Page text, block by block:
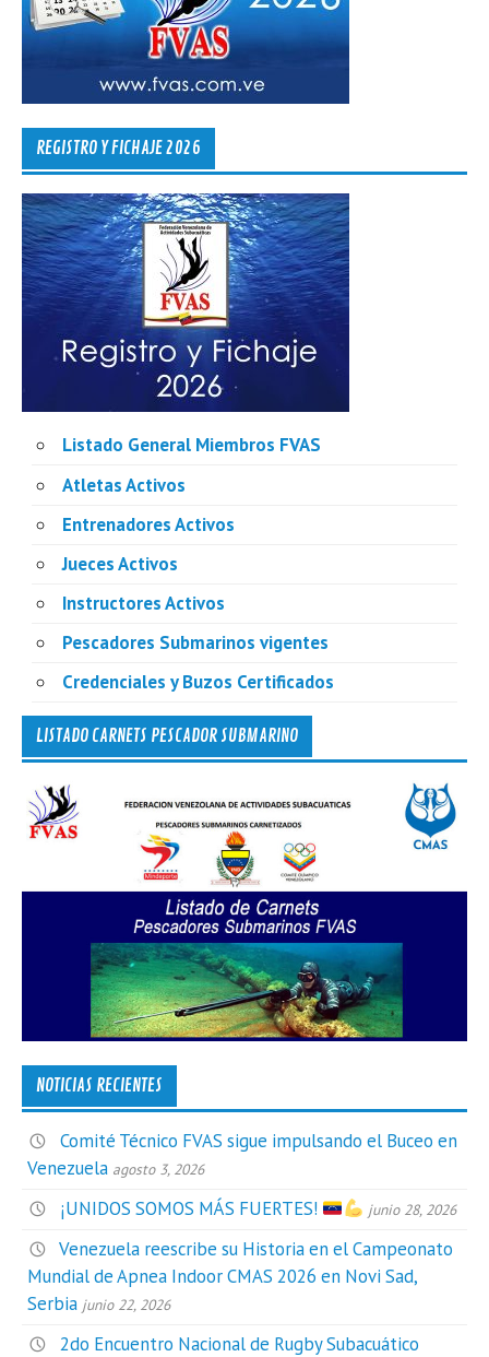
REGISTRO Y FICHAJE 2026
Listado General Miembros FVAS
Atletas Activos
Entrenadores Activos
Jueces Activos
Instructores Activos
Pescadores Submarinos vigentes
Credenciales y Buzos Certificados
LISTADO CARNETS PESCADOR SUBMARINO
NOTICIAS RECIENTES
Comité Técnico FVAS sigue impulsando el Buceo en
Venezuela agosto 3, 2026
¡UNIDOS SOMOS MÁS FUERTES! junio 28, 2026
Venezuela reescribe su Historia en el Campeonato
Mundial de Apnea Indoor CMAS 2026 en Novi Sad,
Serbia junio 22, 2026
2do Encuentro Nacional de Rugby Subacuático